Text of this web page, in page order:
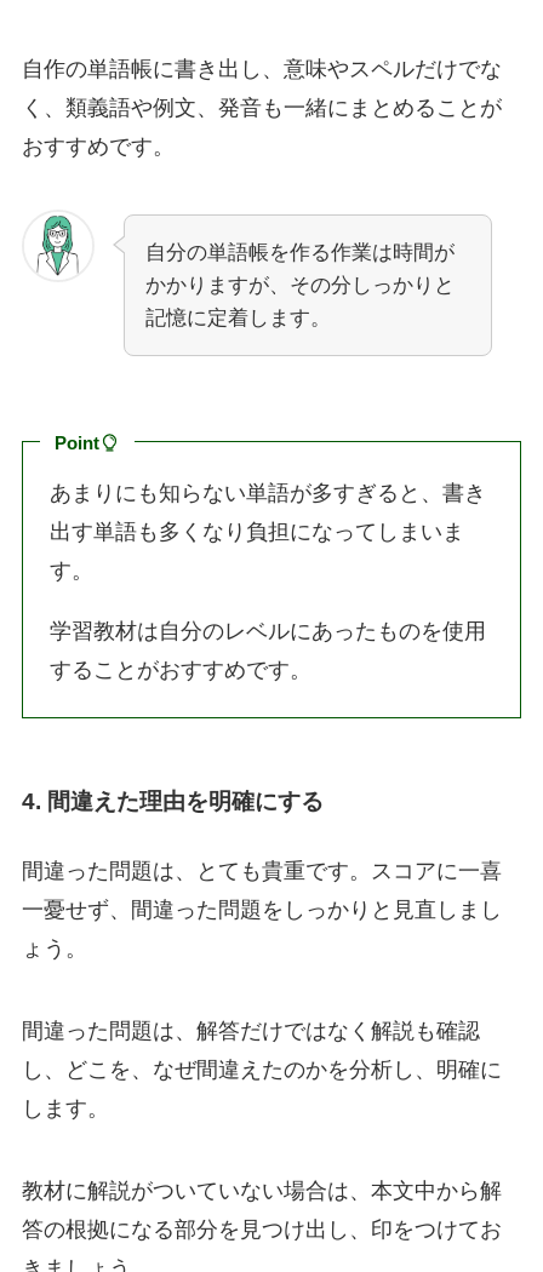
自作の単語帳に書き出し、意味やスペルだけでな
く、類義語や例文、発音も一緒にまとめることが
おすすめです。
自分の単語帳を作る作業は時間が
かかりますが、その分しっかりと
記憶に定着します。
Point
あまりにも知らない単語が多すぎると、書き
出す単語も多くなり負担になってしまいま
す。
学習教材は自分のレベルにあったものを使用
することがおすすめです。
4. 間違えた理由を明確にする
間違った問題は、とても貴重です。スコアに一喜
一憂せず、間違った問題をしっかりと見直しまし
ょう。
間違った問題は、解答だけではなく解説も確認
し、どこを、なぜ間違えたのかを分析し、明確に
します。
教材に解説がついていない場合は、本文中から解
答の根拠になる部分を見つけ出し、印をつけてお